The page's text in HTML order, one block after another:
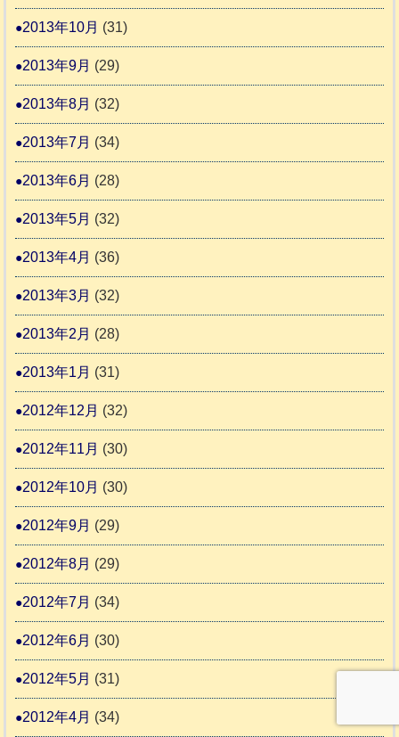
2013年10月 (31)
2013年9月 (29)
2013年8月 (32)
2013年7月 (34)
2013年6月 (28)
2013年5月 (32)
2013年4月 (36)
2013年3月 (32)
2013年2月 (28)
2013年1月 (31)
2012年12月 (32)
2012年11月 (30)
2012年10月 (30)
2012年9月 (29)
2012年8月 (29)
2012年7月 (34)
2012年6月 (30)
2012年5月 (31)
2012年4月 (34)